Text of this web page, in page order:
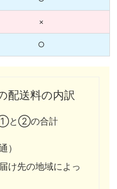
×
○
配送料の内訳
と②の合計
）
け先の地域によっ